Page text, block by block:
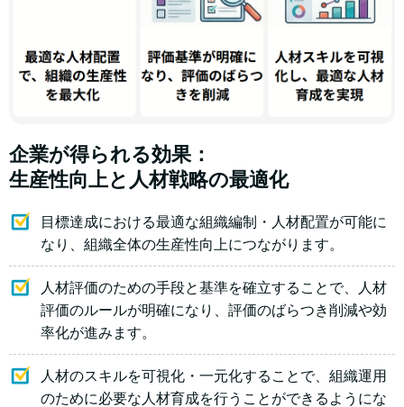
企業が得られる効果：
生産性向上と人材戦略の最適化
目標達成における最適な組織編制・人材配置が可能に
なり、組織全体の生産性向上につながります。
人材評価のための手段と基準を確立することで、人材
評価のルールが明確になり、評価のばらつき削減や効
率化が進みます。
人材のスキルを可視化・一元化することで、組織運用
のために必要な人材育成を行うことができるようにな